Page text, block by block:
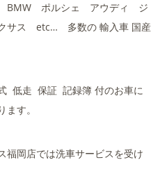
BMW ポルシェ アウディ ジ
サス etc… 多数の 輸入車 国産
低走 保証 記録簿 付のお車に
す。
福岡店では洗車サービスを受け